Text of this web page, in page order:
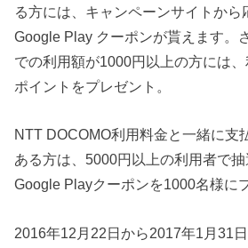
る方には、キャンペーンサイトから
Google Play クーポンが貰えます。
での利用額が1000円以上の方には
ポイントをプレゼント。
NTT DOCOMO利用料金と一緒に支
ある方は、5000円以上の利用者で
Google Playクーポンを1000名様に
2016年12月22日から2017年1月31日